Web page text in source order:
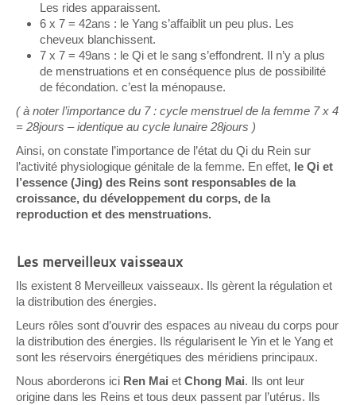
Les rides apparaissent.
6 x 7 = 42ans : le Yang s’affaiblit un peu plus. Les
cheveux blanchissent.
7 x 7 = 49ans : le Qi et le sang s’effondrent. Il n’y a plus
de menstruations et en conséquence plus de possibilité
de fécondation. c’est la ménopause.
( à noter l’importance du 7 : cycle menstruel de la femme 7 x 4
= 28jours – identique au cycle lunaire 28jours )
Ainsi, on constate l’importance de l’état du Qi du Rein sur
l’activité physiologique génitale de la femme. En effet, le Qi et
l’essence (Jing) des Reins sont responsables de la
croissance, du développement du corps, de la
reproduction et des menstruations.
Les merveilleux vaisseaux
Ils existent 8 Merveilleux vaisseaux. Ils gèrent la régulation et
la distribution des énergies.
Leurs rôles sont d’ouvrir des espaces au niveau du corps pour
la distribution des énergies. Ils régularisent le Yin et le Yang et
sont les réservoirs énergétiques des méridiens principaux.
Nous aborderons ici Ren Mai et Chong Mai. Ils ont leur
origine dans les Reins et tous deux passent par l’utérus. Ils